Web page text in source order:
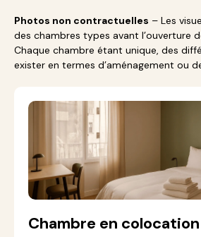
Photos non contractuelles – Les
des chambres types avant l’ouverture
Chaque chambre étant unique, des
exister en termes d’aménagement ou
Chambre en colocation